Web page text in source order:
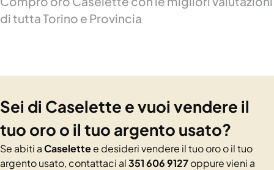
di tutta Torino e Provincia
Sei di Caselette e vuoi vendere il
tuo oro o il tuo argento usato?
Se abiti aCaselettee desideri vendere il tuo oro o il tuo
argento usato, contattaci al351 606 9127oppure vieni a